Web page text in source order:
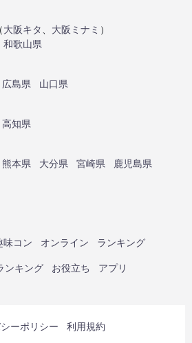
（大阪キタ 大阪ミナミ ）
和歌山県
広島県
山口県
高知県
熊本県 大分県 宮崎県
鹿児島県
味コン オンライン ランキング
ンキング お役立ち アプリ
ーポリシー 利用規約